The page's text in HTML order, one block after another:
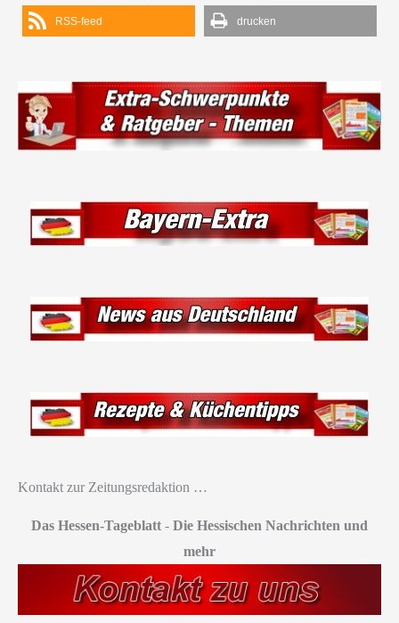
RSS-feed drucken
Kontakt zur Zeitungsredaktion …
Das Hessen-Tageblatt - Die Hessischen Nachrichten und
mehr